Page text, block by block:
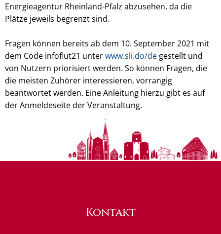
Energieagentur Rheinland-Pfalz abzusehen, da die
Plätze jeweils begrenzt sind.
Fragen können bereits ab dem 10. September 2021 mit
dem Code infoflut21 unterwww.sli.do/de gestellt und
von Nutzern priorisiert werden. So können Fragen, die
die meisten Zuhörer interessieren, vorrangig
beantwortet werden. Eine Anleitung hierzu gibt es auf
der Anmeldeseite der Veranstaltung.
Kontakt